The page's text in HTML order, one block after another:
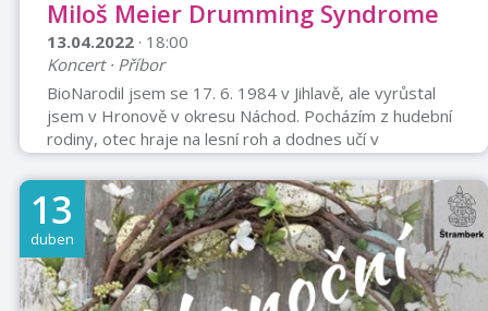
Miloš Meier Drumming Syndrome
13.04.2022 · 18:00
Koncert · Příbor
BioNarodil jsem se 17. 6. 1984 v Jihlavě, ale vyrůstal
jsem v Hronově v okresu Náchod. Pocházím z hudební
rodiny, otec hraje na lesní roh a dodnes učí v
hronovské hudební škole hře na dechové nástroje a
vede školní dechový orchestr. Moje sestra je také
hornistka a působí v Karlovarském symfonickém
orchestru. Matka pracovala jako vychovatelka a učitelka
hudební výchovy a jiných předmětů na prvním stupni
základní školy Žďárky vzdálené 4 km od Hronova. K
hudbě jsem tedy měl blízko již od narození, ...
13
duben